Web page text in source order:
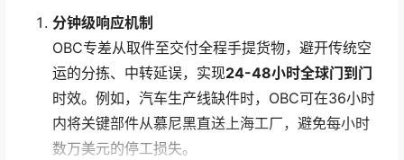
分钟级响应机制
OBC专差从取件至交付全程手提货物，避开传统空
运的分拣、中转延误，实现24-48小时全球门到门
时效。例如，汽车生产线缺件时，OBC可在36小时
内将关键部件从慕尼黑直送上海工厂，避免每小时
数万美元的停工损失。